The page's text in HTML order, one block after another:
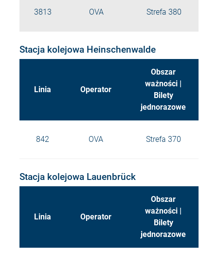
3813 OVA Strefa 380
Stacja kolejowa Heinschenwalde
Linia Operator
Obszar
ważności |
Bilety
jednorazowe
842 OVA Strefa 370
Stacja kolejowa Lauenbrück
Linia Operator
Obszar
ważności |
Bilety
jednorazowe